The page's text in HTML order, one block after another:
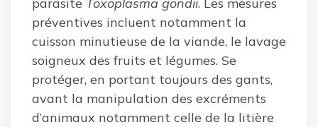
préventives incluent notamment la
cuisson minutieuse de la viande, le lavage
soigneux des fruits et légumes. Se
protéger, en portant toujours des gants,
avant la manipulation des excréments
d’animaux notamment celle de la litière